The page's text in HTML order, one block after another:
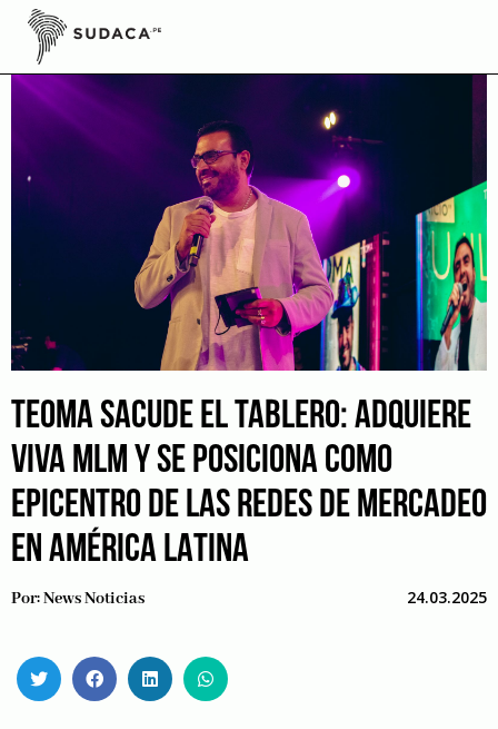
Skip
content
TEOMA SACUDE EL TABLERO: ADQUIERE
VIVA MLM Y SE POSICIONA COMO
EPICENTRO DE LAS REDES DE MERCADEO
EN AMÉRICA LATINA
Por:News Noticias 24.03.2025